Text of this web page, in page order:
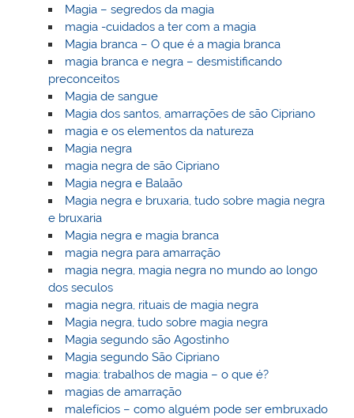
Magia – segredos da magia
magia -cuidados a ter com a magia
Magia branca – O que é a magia branca
magia branca e negra – desmistificando
preconceitos
Magia de sangue
Magia dos santos, amarrações de são Cipriano
magia e os elementos da natureza
Magia negra
magia negra de são Cipriano
Magia negra e Balaão
Magia negra e bruxaria, tudo sobre magia negra
e bruxaria
Magia negra e magia branca
magia negra para amarração
magia negra, magia negra no mundo ao longo
dos seculos
magia negra, rituais de magia negra
Magia negra, tudo sobre magia negra
Magia segundo são Agostinho
Magia segundo São Cipriano
magia: trabalhos de magia – o que é?
magias de amarração
malefícios – como alguém pode ser embruxado